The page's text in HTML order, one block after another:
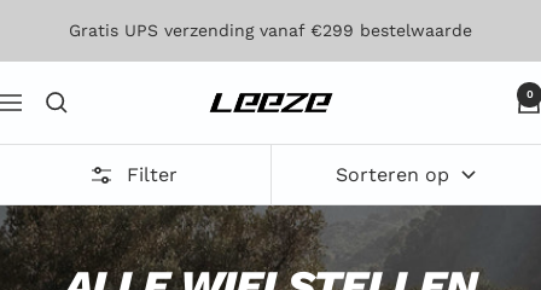
inhoud
Gratis UPS verzending vanaf €299 bestelwaarde
Navigatie Leeze 0
Filter Sorteren op